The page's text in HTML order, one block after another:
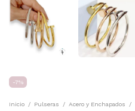
-7%
Inicio / Pulseras / Acero y Enchapados /